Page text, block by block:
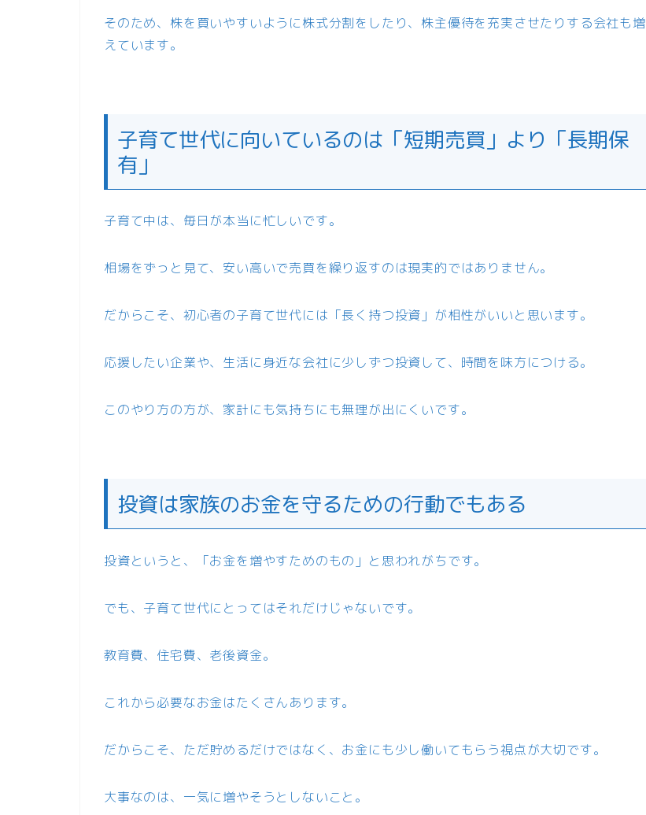
そのため、株を買いやすいように株式分割をしたり、株主優待を充実させたりする会社も増
えています。
子育て世代に向いているのは「短期売買」より「長期保
有」
子育て中は、毎日が本当に忙しいです。
相場をずっと見て、安い高いで売買を繰り返すのは現実的ではありません。
だからこそ、初心者の子育て世代には「長く持つ投資」が相性がいいと思います。
応援したい企業や、生活に身近な会社に少しずつ投資して、時間を味方につける。
このやり方の方が、家計にも気持ちにも無理が出にくいです。
投資は家族のお金を守るための行動でもある
投資というと、「お金を増やすためのもの」と思われがちです。
でも、子育て世代にとってはそれだけじゃないです。
教育費、住宅費、老後資金。
これから必要なお金はたくさんあります。
だからこそ、ただ貯めるだけではなく、お金にも少し働いてもらう視点が大切です。
大事なのは、一気に増やそうとしないこと。